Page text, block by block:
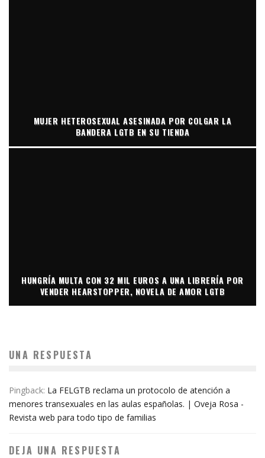
MUJER HETEROSEXUAL ASESINADA POR COLGAR LA
BANDERA LGTB EN SU TIENDA
HUNGRÍA MULTA CON 32 MIL EUROS A UNA LIBRERÍA POR
VENDER HEARSTOPPER, NOVELA DE AMOR LGTB
UNA RESPUESTA
Pingback: La FELGTB reclama un protocolo de atención a
menores transexuales en las aulas españolas. | Oveja Rosa -
Revista web para todo tipo de familias
DEJA UNA RESPUESTA